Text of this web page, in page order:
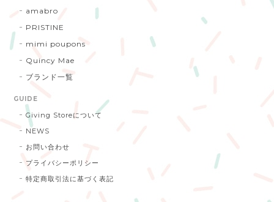
amabro
PRISTINE
mimi poupons
Quincy Mae
ブランド一覧
GUIDE
Giving Storeについて
NEWS
お問い合わせ
プライバシーポリシー
特定商取引法に基づく表記